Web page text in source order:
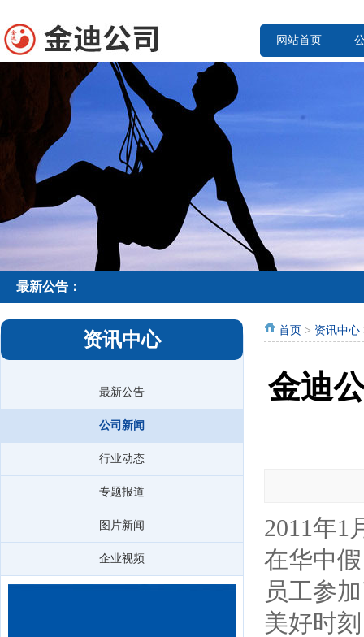
网站首页
最新公告：
资讯中心
最新公告
公司新闻
行业动态
专题报道
图片新闻
企业视频
首页 > 资讯中心
金迪
2011年1
在华中
员工参
美好时